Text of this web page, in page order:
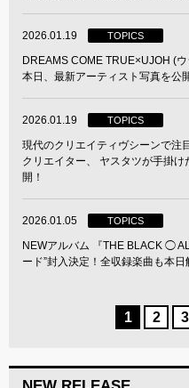
2026.01.19 TOPICS
DREAMS COME TRUE×UJOH (
本日、最新アーティスト写真を公
2026.01.19 TOPICS
現代のクリエイティヴシーンで注
クリエイター、 ヤスタツが⼿掛
開！
2026.01.05 TOPICS
NEWアルバム 『THE BLACK ◯
ード”封入決定！全収録楽曲も本日
1 2 3